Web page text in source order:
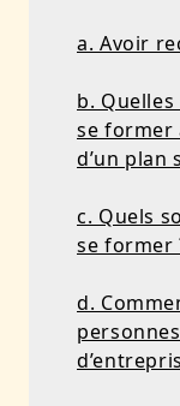
a. Avoir
b.
se former
d’un plan
c. Quels
se former
d.